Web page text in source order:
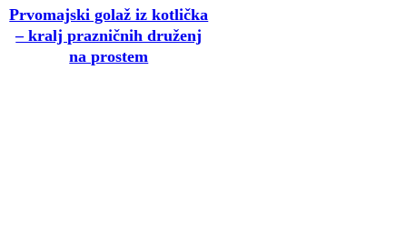
Prvomajski golaž iz kotlička
– kralj prazničnih druženj
na prostem